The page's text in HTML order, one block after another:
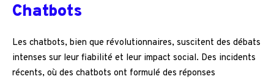
Chatbots
Les chatbots, bien que révolutionnaires, suscitent des débats
intenses sur leur fiabilité et leur impact social. Des incidents
récents, où des chatbots ont formulé des réponses